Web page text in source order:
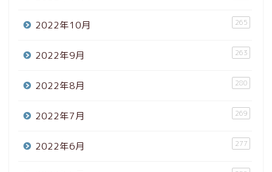
2022年10月 265
2022年9月 263
2022年8月 280
2022年7月 269
2022年6月 277